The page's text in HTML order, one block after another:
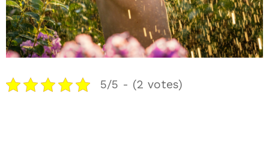
5/5 - (2 votes)